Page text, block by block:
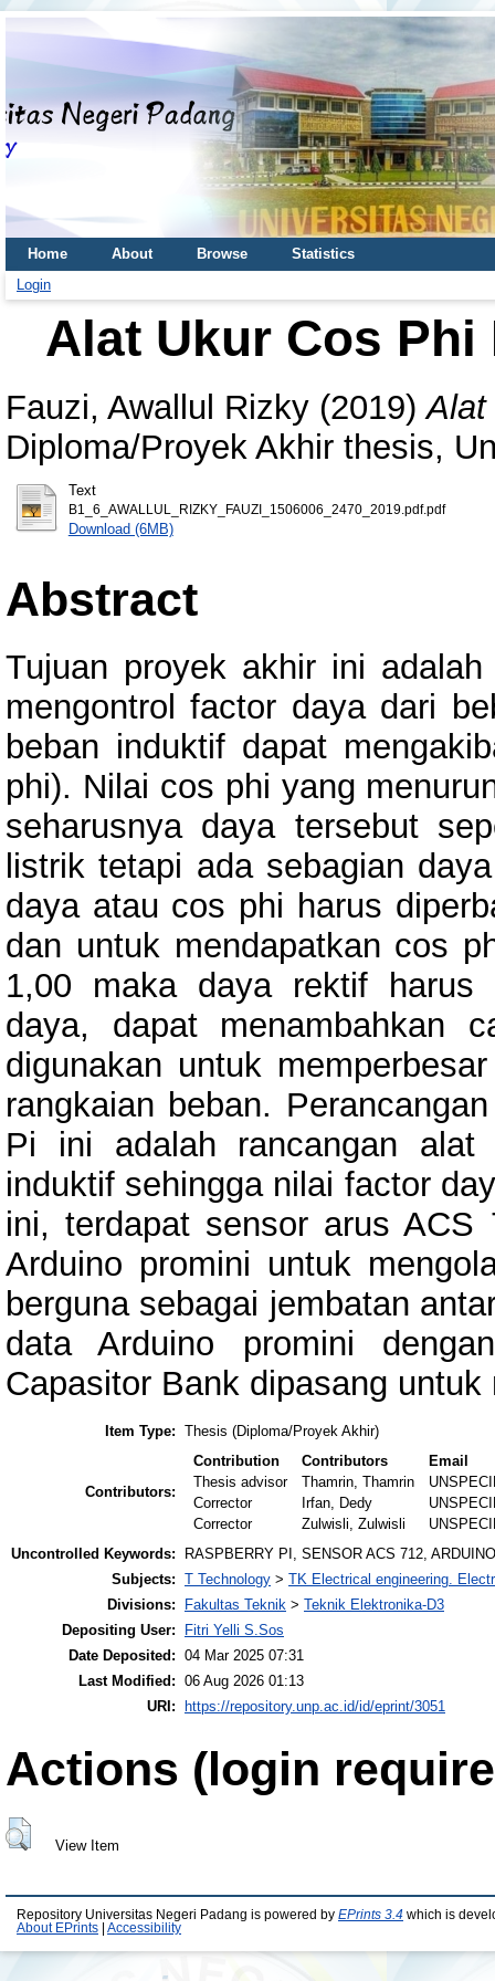
Home About Browse
Statistics
Login
Alat Ukur Cos
Fauzi, Awallul Rizky (2019)Alat
Diploma/Proyek Akhir thesis,
Text
B1_6_AWALLUL_RIZKY_FAUZI_1506006_2470_2019.pdf.pdf
Download (6MB)
Abstract
Tujuan proyek akhir ini
mengontrol factor daya dari
beban induktif dapat
phi). Nilai cos phi yang
seharusnya daya tersebut
listrik tetapi ada sebagian
daya atau cos phi harus
dan untuk mendapatkan cos
1,00 maka daya rektif harus
daya, dapat menambahkan
digunakan untuk
rangkaian beban.
Pi ini adalah rancangan alat
induktif sehingga nilai factor
ini, terdapat sensor arus ACS
Arduino promini untuk
berguna sebagai jembatan
data Arduino promini
Capasitor Bank dipasang
Item Type: Thesis (Diploma/Proyek Akhir)
Contributors:
Contribution Contributors
Email
Thesis advisor
Thamrin, Thamrin
Corrector
Irfan, Dedy
Corrector
Zulwisli, Zulwisli
Uncontrolled Keywords:
RASPBERRY PI, SENSOR ACS 712,
Subjects: T Technology > TK Electrical engineering.
Divisions:
Fakultas Teknik > Teknik Elektronika-D3
Depositing User:
Fitri Yelli S.Sos
Date Deposited: 04 Mar 2025 07:31
Last Modified: 06 Aug 2026 01:13
URI:
https://repository.unp.ac.id/id/eprint/3051
Actions (login
View Item
Repository Universitas Negeri Padang is powered by EPrints 3.4 which is
About EPrints
Accessibility